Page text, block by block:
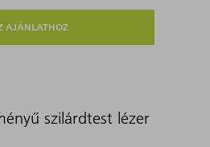
AJÁNLATHOZ
szilárdtest lézer